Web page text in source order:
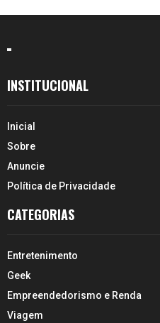
INSTITUCIONAL
Inicial
Sobre
Anuncie
Política de Privacidade
CATEGORIAS
Entretenimento
Geek
Empreendedorismo e Renda
Viagem